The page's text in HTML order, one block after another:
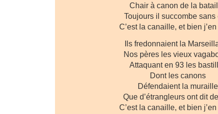
Chair à canon de la
Toujours il succombe sans
C’est la canaille, et bien
Ils fredonnaient la
Nos pères les vieux
Attaquant en 93 les
Dont les canons
Défendaient la muraille
Que d’étrangleurs ont dit
C’est la canaille, et bien